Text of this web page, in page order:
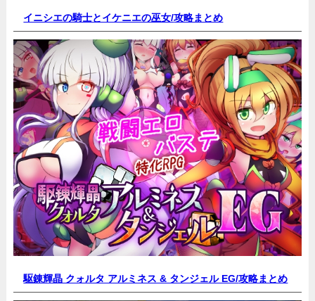
イニシエの騎士とイケニエの巫女/攻略まとめ
駆錬輝晶 クォルタ アルミネス & タンジェル EG/攻略まとめ